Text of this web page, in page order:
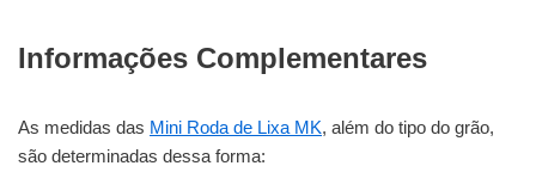
Informações Complementares
As medidas das Mini Roda de Lixa MK, além do tipo do grão,
são determinadas dessa forma: